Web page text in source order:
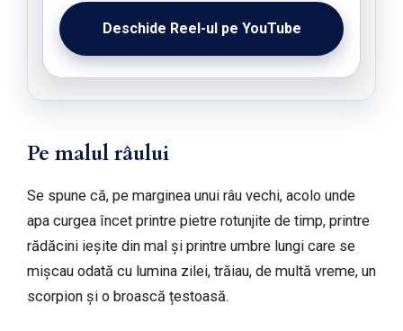
Deschide Reel-ul pe YouTube
Pe malul râului
Se spune că, pe marginea unui râu vechi, acolo unde
apa curgea încet printre pietre rotunjite de timp, printre
rădăcini ieșite din mal și printre umbre lungi care se
mișcau odată cu lumina zilei, trăiau, de multă vreme, un
scorpion și o broască țestoasă.